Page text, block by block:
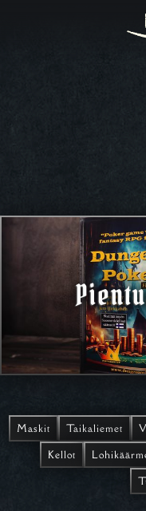
Maskit Taikaliemet
Kellot